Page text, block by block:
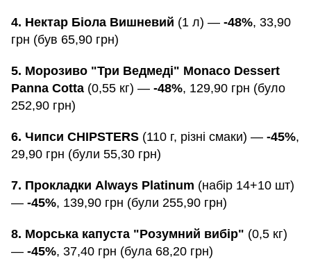
4. Нектар Біола Вишневий (1 л) — -48%, 33,90
грн (був 65,90 грн)
5. Морозиво "Три Ведмеді" Monaco Dessert
Panna Cotta (0,55 кг) — -48%, 129,90 грн (було
252,90 грн)
6. Чипси CHIPSTERS (110 г, різні смаки) — -45%,
29,90 грн (були 55,30 грн)
7. Прокладки Always Platinum (набір 14+10 шт)
— -45%, 139,90 грн (були 255,90 грн)
8. Морська капуста "Розумний вибір" (0,5 кг)
— -45%, 37,40 грн (була 68,20 грн)